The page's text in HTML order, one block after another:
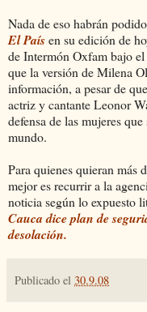
Nada de eso habrán
El Paísen su edición de
de Intermón Oxfam bajo
que la versión de Milena
información, a pesar de
actriz y cantante Leonor
defensa de las mujeres
mundo.
Para quienes quieran más
mejor es recurrir a la
noticia según lo expuesto
Cauca dice plan de
desolación.
Publicado el 30.9.08